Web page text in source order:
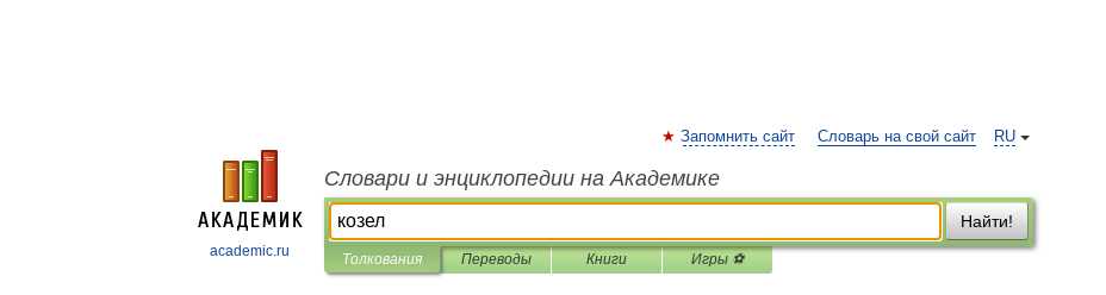
academic.ru
RU
Запомнить сайт Словарь на свой сайт
Словари и энциклопедии на Академике
Найти!
Толкования Переводы Книги Игры ⚽